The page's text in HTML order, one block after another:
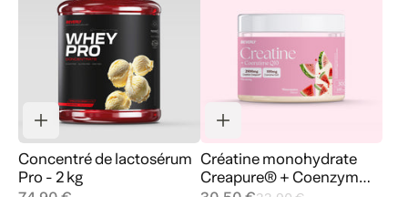
Concentré de lactosérum
Pro - 2 kg
Créatine monohydrate
Creapure® + Coenzyme